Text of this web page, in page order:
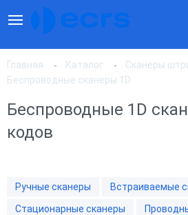
Главная Каталог
Сканеры
Беспроводные сканеры 1D
Беспроводные 1D
кодов
Ручные сканеры
Встраиваемые
Стационарные сканеры
По популярности
По цене, по убыванию